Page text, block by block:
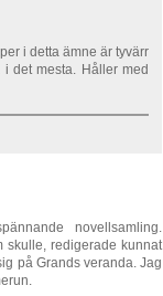
i detta ämne är tyvärr
det mesta. Håller med
novellsamling.
skulle, redigerade kunnat
på Grands veranda. Jag